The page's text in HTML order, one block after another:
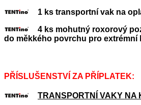
1 ks transportní vak na
4 ks mohutný roxorový
do měkkého povrchu pro extrémní
PŘÍSLUŠENSTVÍ ZA PŘÍPLATEK:
TRANSPORTNÍ VAKY NA